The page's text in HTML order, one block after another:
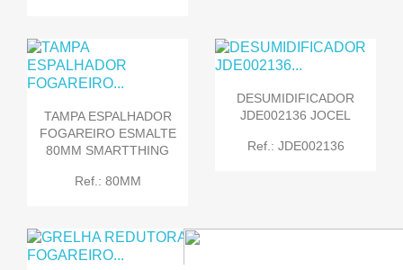
TAMPA ESPALHADOR
FOGAREIRO ESMALTE
80MM SMARTTHING
Ref.: 80MM
DESUMIDIFICADOR
JDE002136 JOCEL
Ref.: JDE002136